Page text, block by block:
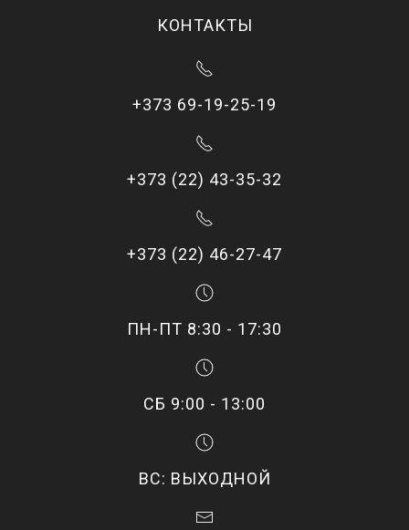
КОНТАКТЫ
+373 69-19-25-19
+373 (22) 43-35-32
+373 (22) 46-27-47
ПН-ПТ 8:30 - 17:30
СБ 9:00 - 13:00
ВС: ВЫХОДНОЙ